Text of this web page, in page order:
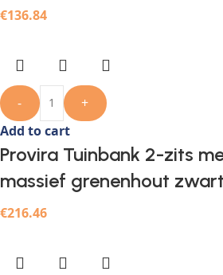
€136.84
-
+
Add to cart
Provira Tuinbank 2-zits
massief grenenhout zwart
€216.46